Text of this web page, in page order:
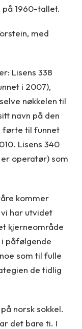
1960-tallet.
med
Lisens 338
i 2007),
nøkkelen til
navn på den
førte til funnet
Lisens 340
operatør) som
kommer
har utvidet
kjerneområde
påfølgende
som til fulle
de tidlig
norsk sokkel.
det bare ti. I